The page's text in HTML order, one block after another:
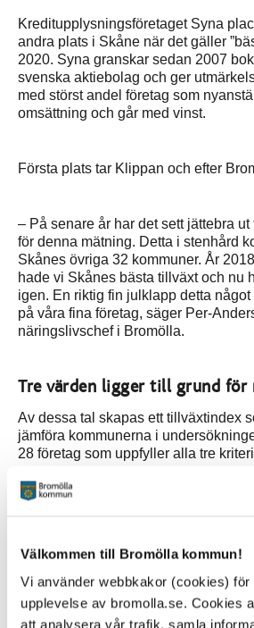
Välkommen till Bromölla kommun!
Vi använder webbkakor (cookies) för
upplevelse av bromolla.se. Cookies
att analysera vår trafik, samla
Kreditupplysningsföretaget Syna
andra plats i Skåne när det gäller
2020. Syna granskar sedan 2007
svenska aktiebolag och ger
med störst andel företag som
omsättning och går med vinst.
Första plats tar Klippan och efter
– På senare år har det sett jättebra
för denna mätning. Detta i stenhård
Skånes övriga 32 kommuner. År
hade vi Skånes bästa tillväxt och nu
igen. En riktig fin julklapp detta
på våra fina företag, säger Per-
näringslivschef i Bromölla.
Tre värden ligger till grund för
Av dessa tal skapas ett tillväxtindex
jämföra kommunerna i
28 företag som uppfyller alla tre
Andelen företag som har en
de två senaste